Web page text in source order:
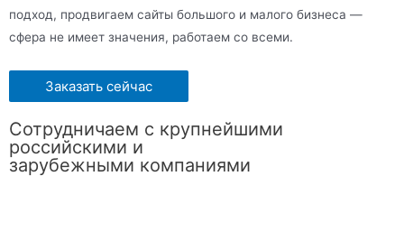
подход, продвигаем сайты большого и малого бизнеса —
сфера не имеет значения, работаем со всеми.
Заказать сейчас
Сотрудничаем с крупнейшими
российскими и
зарубежными компаниями